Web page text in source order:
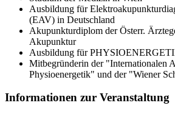
Ausbildung für
(EAV) in Deutschland
Akupunkturdiplom der Österr.
Akupunktur
Ausbildung für
Mitbegründerin der "Internationalen
Physioenergetik" und der "Wiener
Informationen zur Veranstaltung